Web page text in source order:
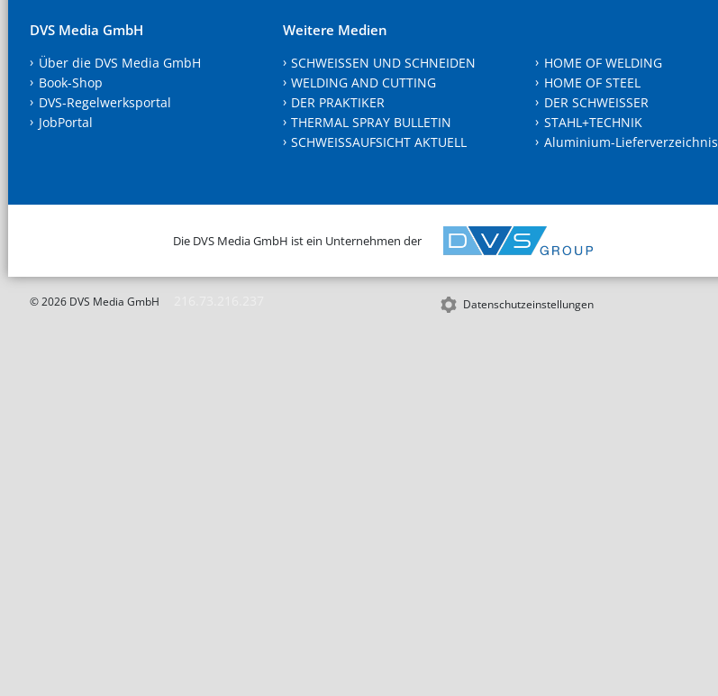
DVS Media GmbH
Über die DVS Media GmbH
Book-Shop
DVS-Regelwerksportal
JobPortal
Weitere Medien
SCHWEISSEN UND SCHNEIDEN
WELDING AND CUTTING
DER PRAKTIKER
THERMAL SPRAY BULLETIN
SCHWEISSAUFSICHT AKTUELL
HOME OF WELDING
HOME OF STEEL
DER SCHWEISSER
STAHL+TECHNIK
Aluminium-Lieferverzeichnis
Die DVS Media GmbH ist ein Unternehmen der
© 2026 DVS Media GmbH Datenschutzeinstellungen